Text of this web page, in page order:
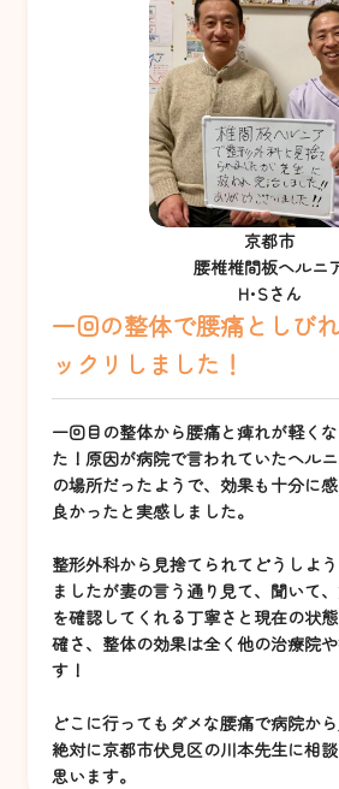
京都市
腰椎椎間板ヘルニ
H･Sさん
一回の整体で腰痛としび
ックリしました！
一回目の整体から腰痛と痺れが軽く
た！原因が病院で言われていたヘル
の場所だったようで、効果も十分に
良かったと実感しました。
整形外科から見捨てられてどうしよ
ましたが妻の言う通り見て、聞いて
を確認してくれる丁寧さと現在の状
確さ、整体の効果は全く他の治療院
す！
どこに行ってもダメな腰痛で病院か
絶対に京都市伏見区の川本先生に相
思います。